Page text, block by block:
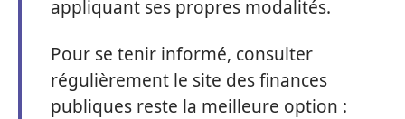
appliquant ses propres modalités.
Pour se tenir informé, consulter
régulièrement le site des finances
publiques reste la meilleure option :